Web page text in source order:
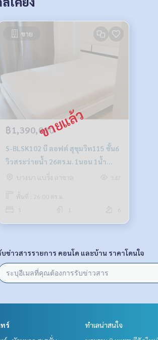
ขาย
฿1,390,000
S-BLSK102 บี ลอฟต์ สุขุมวิท115 ชั้น6
วิวสระว่ายน้ำ 26ตร.ม. 1นอน 1น้ำ
1.39 ล้าน 064-959-8900
บางนา แบริ่ง ลาซาล 347
พื้นที่ : 26.00 ตร.ม.
6
บข่าวสารรายการ คอนโด และบ้าน ราคาโดนใจ
ร์
ทำเลน่าสนใจ